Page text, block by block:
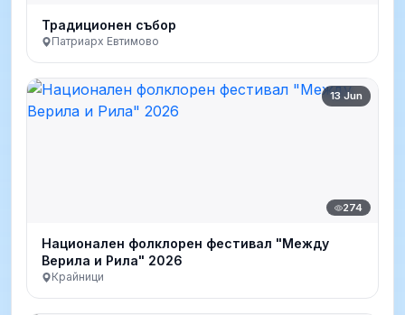
Традиционен събор
Патриарх Евтимово
13 Jun
274
Национален фолклорен фестивал "Между
Верила и Рила" 2026
Крайници